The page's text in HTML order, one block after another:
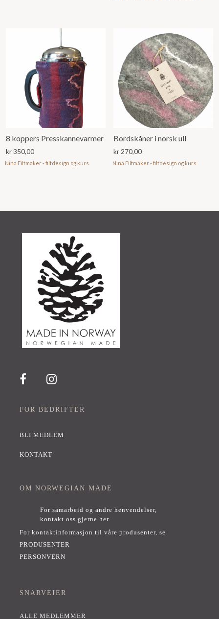
8 koppers Presskannevarmer
kr350,00
Nina Filtmaker - filtdesign og kurs
Bordskåner i norsk ull
kr 270,00
Nina Filtmaker - filtdesign og kurs
FOR BEDRIFTER
BLI MEDLEM
KONTAKT
OM NORWEGIAN MADE
For samarbeid og andre henvendelser,
kontakt oss gjerne her.
For kontaktinformasjon til våre produsenter, se
PRODUSENTER
PERSONVERN
SNARVEIER
ALLE MEDLEMMER